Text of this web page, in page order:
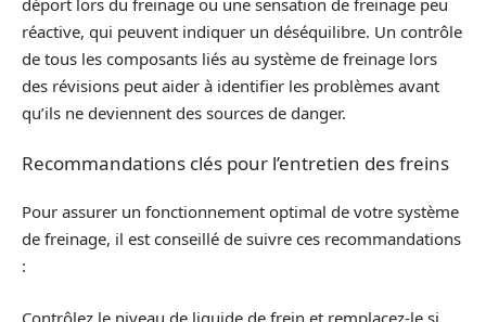
déport lors du freinage ou une sensation de freinage peu
réactive, qui peuvent indiquer un déséquilibre. Un contrôle
de tous les composants liés au système de freinage lors
des révisions peut aider à identifier les problèmes avant
qu’ils ne deviennent des sources de danger.
Recommandations clés pour l’entretien des freins
Pour assurer un fonctionnement optimal de votre système
de freinage, il est conseillé de suivre ces recommandations
:
Contrôlez le niveau de liquide de frein et remplacez-le si